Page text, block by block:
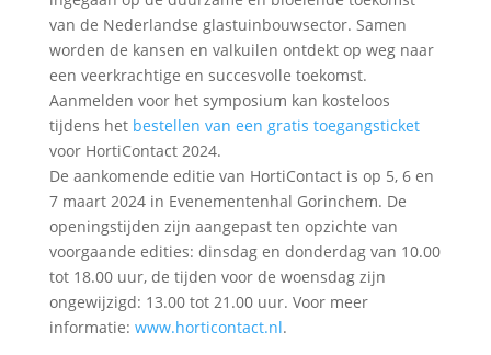
van de Nederlandse glastuinbouwsector. Samen
worden de kansen en valkuilen ontdekt op weg naar
een veerkrachtige en succesvolle toekomst.
Aanmelden voor het symposium kan kosteloos
tijdens het bestellen van een gratis toegangsticket
voor HortiContact 2024.
De aankomende editie van HortiContact is op 5, 6 en
7 maart 2024 in Evenementenhal Gorinchem. De
openingstijden zijn aangepast ten opzichte van
voorgaande edities: dinsdag en donderdag van 10.00
tot 18.00 uur, de tijden voor de woensdag zijn
ongewijzigd: 13.00 tot 21.00 uur. Voor meer
informatie: www.horticontact.nl.